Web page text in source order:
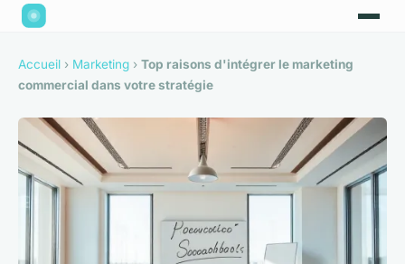
Accueil › Marketing › Top raisons d'intégrer le marketing
commercial dans votre stratégie